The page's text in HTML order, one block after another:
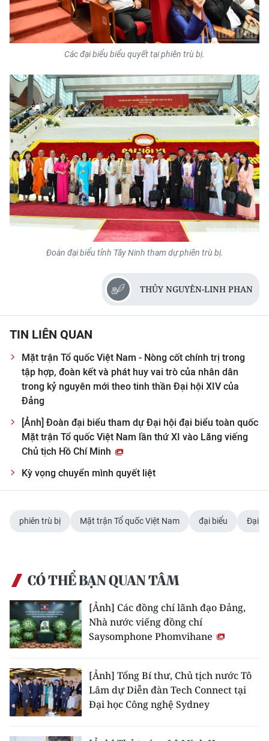
Các đại biểu biểu quyết tại phiên trù bị.
Đoàn đại biểu tỉnh Tây Ninh tham dự phiên trù bị.
THỦY NGUYÊN-LINH PHAN
TIN LIÊN QUAN
Mặt trận Tổ quốc Việt Nam - Nòng cốt chính trị trong
tập hợp, đoàn kết và phát huy vai trò của nhân dân
trong kỷ nguyên mới theo tinh thần Đại hội XIV của
Đảng
[Ảnh] Đoàn đại biểu tham dự Đại hội đại biểu toàn quốc
Mặt trận Tổ quốc Việt Nam lần thứ XI vào Lăng viếng
Chủ tịch Hồ Chí Minh
Kỳ vọng chuyển mình quyết liệt
phiên trù bị Mặt trận Tổ quốc Việt Nam đại biểu Đại
CÓ THỂ BẠN QUAN TÂM
[Ảnh] Các đồng chí lãnh đạo Đảng,
Nhà nước viếng đồng chí
Saysomphone Phomvihane
[Ảnh] Tổng Bí thư, Chủ tịch nước Tô
Lâm dự Diễn đàn Tech Connect tại
Đại học Công nghệ Sydney